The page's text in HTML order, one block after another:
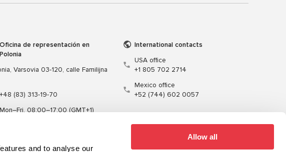
and to analyse our
Allow all
Oficina de representación en
Polonia
Varsovia 03-120, calle Familijna
+48 (83) 313-19-70
Mon–Fri, 08:00–17:00 (GMT+1)
International contacts
USA office
+1 805 702 2714
Mexico office
+52 (744) 602 0057